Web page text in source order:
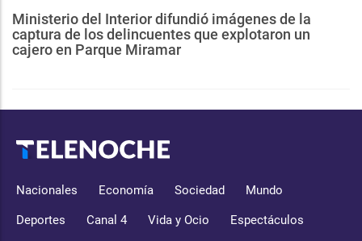
Ministerio del Interior difundió imágenes de la
captura de los delincuentes que explotaron un
cajero en Parque Miramar
Nacionales Economía Sociedad Mundo
Deportes Canal 4 Vida y Ocio Espectáculos